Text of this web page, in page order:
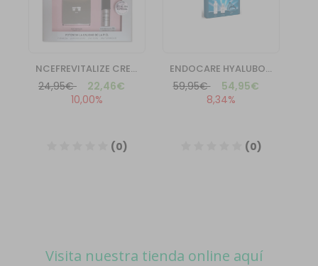
Visita nuestra tienda online aquí